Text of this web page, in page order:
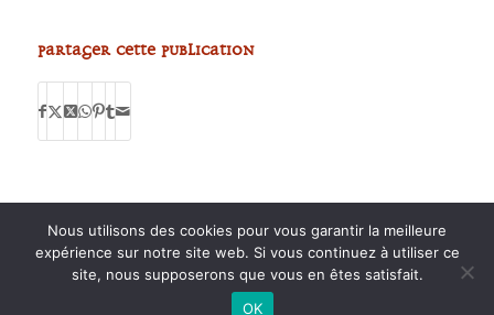
Partager cette publication
Nous utilisons des cookies pour vous garantir la meilleure
expérience sur notre site web. Si vous continuez à utiliser ce
site, nous supposerons que vous en êtes satisfait.
OK